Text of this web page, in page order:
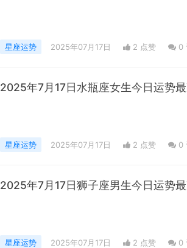
星座运势 2025年07月17日 2 点赞 0
2025年7月17日水瓶座女生今日运势
星座运势 2025年07月17日 2 点赞 0
2025年7月17日狮子座男生今日运势
星座运势 2025年07月17日 2 点赞 0